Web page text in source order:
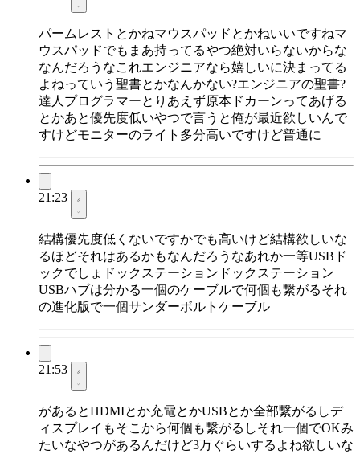
パームレストとかねマウスパッドとかねいいですねマ
ウスパッドでもまあ持ってるやつ絶対いらないからな
なんだろうなこれエンジニアなら嬉しいに決まってる
よねっていう聖書とかなんかない?エンジニアの聖書?
達人プログラマーとりあえず原本ドカーンってあげる
とかあと優先度低いやつで言うと俺が最近欲しいんで
すけどモニターのライト多分高いですけど普通に
21:23
結構優先度低くないですかでも高いけど結構欲しいな
るほどそれはあるかもなんだろうなあれか一等USBド
ックでしょドックステーションドックステーション
USBハブは分かる一個のケーブルで何個も繋がるそれ
の進化版で一個サンダーボルトケーブル
21:53
があるとHDMIとか充電とかUSBとか全部繋がるしデ
ィスプレイもそこから何個も繋がるしそれ一個でOKみ
たいなやつがあるんだけど3万ぐらいするよね欲しいな